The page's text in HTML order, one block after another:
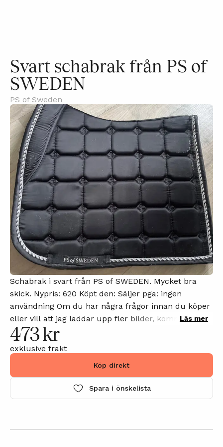
Svart schabrak från PS of
SWEDEN
PS of Sweden
Schabrak i svart från PS of SWEDEN. Mycket bra
skick. Nypris: 620 Köpt den: Säljer pga: ingen
användning Om du har några frågor innan du köper
eller vill att jag laddar upp fler bilder, kommentera
gärna annonsen så svarar jag på din kommentar så
snart som möjligt.
Läs mer
473 kr
exklusive frakt
Köp direkt
Spara i önskelista